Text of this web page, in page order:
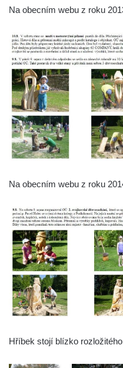
Socha Vydry si hrají v
Socha Přátelství v ZOO
Socha Matka příroda v
Socha Lišky v ZOO
Socha Kudlanka v ZOO
Socha Vlčice s mládětem
Socha Rys číhající na
Socha Tygr v ZOO
Socha Kozorožec horský
Socha Včela v ZOO
Socha Housenka v ZOO
Socha Nosorožík v ZOO
Socha Rosomák v ZOO
Socha Beruška v ZOO
Na obecním webu z roku
Na obecním webu z roku
Hříbek stojí blízko